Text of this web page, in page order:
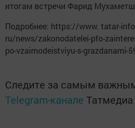
итогам встречи Фарид
Подробнее: https://www. tatar-
ru/news/zakonodatelei-pfo-
po-vzaimodeistviyu-s-grazdanami-
Следите за самым
Telegram-канале Татмедиа